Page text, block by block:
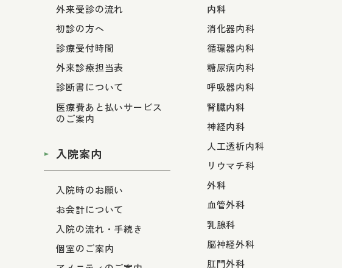
外来受診の流れ
初診の方へ
診療受付時間
外来診療担当表
診断書について
医療費あと払いサービス
のご案内
入院案内
入院時のお願い
お会計について
入院の流れ・手続き
個室のご案内
内科
消化器内科
循環器内科
糖尿病内科
呼吸器内科
腎臓内科
神経内科
人工透析内科
リウマチ科
外科
血管外科
乳腺科
脳神経外科
肛門外科